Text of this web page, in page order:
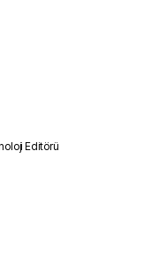
Editörü